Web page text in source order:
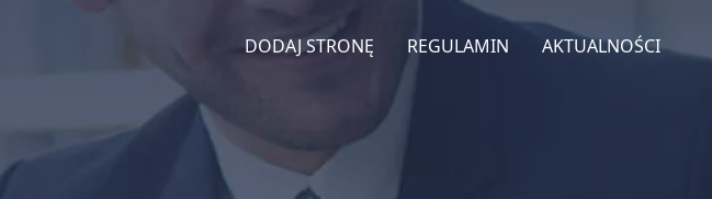
DODAJ STRONĘ REGULAMIN AKTUALNOŚCI